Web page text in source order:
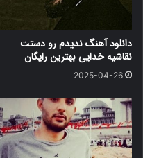
دانلود آهنگ ندیدم رو دستت
نقاشیه خدایی بهترین رایگان
2025-04-26